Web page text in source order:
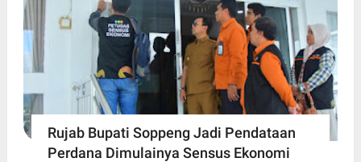
Rujab Bupati Soppeng Jadi Pendataan
Perdana Dimulainya Sensus Ekonomi